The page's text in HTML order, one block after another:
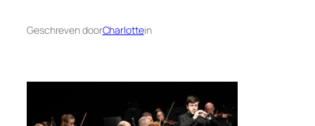
Geschreven doorCharlottein